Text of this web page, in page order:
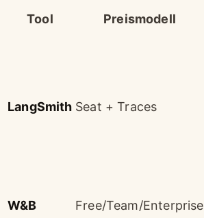
Tool Preismodell
LangSmith Seat + Traces
W&B Free/Team/Enterprise